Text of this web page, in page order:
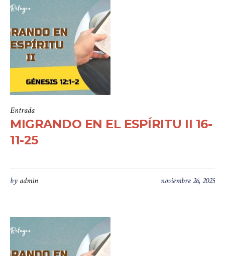
Entrada
MIGRANDO EN EL ESPÍRITU II 16-
11-25
noviembre 26, 2025
by admin